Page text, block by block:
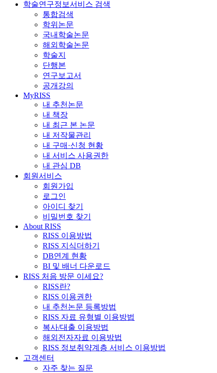
학술연구정보서비스 검색
통합검색
학위논문
국내학술논문
해외학술논문
학술지
단행본
연구보고서
공개강의
MyRISS
내 추천논문
내 책장
내 최근 본 논문
내 저작물관리
내 구매·신청 현황
내 서비스 사용권한
내 관심 DB
회원서비스
회원가입
로그인
아이디 찾기
비밀번호 찾기
About RISS
RISS 이용방법
RISS 지식더하기
DB연계 현황
BI 및 배너 다운로드
RISS 처음 방문 이세요?
RISS란?
RISS 이용권한
내 추천논문 등록방법
RISS 자료 유형별 이용방법
복사/대출 이용방법
해외전자자료 이용방법
RISS 정보취약계층 서비스 이용방법
고객센터
자주 찾는 질문